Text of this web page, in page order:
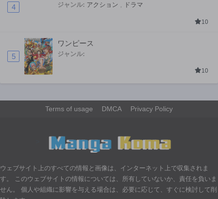
4 ジャンル: アクション ドラマ
10
5
ワンピース
ジャンル:
10
Terms of usage DMCA Privacy Policy
ウェブサイト上のすべての情報と画像は、インターネット上で収集されま
す。 このウェブサイトの情報については、所有していないか、責任を負いま
せん。 個人や組織に影響を与える場合は、必要に応じて、すぐに検討して削